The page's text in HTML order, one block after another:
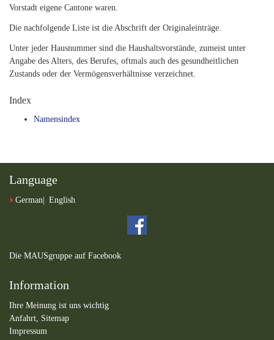
Vorstadt eigene Cantone waren.
Die nachfolgende Liste ist die Abschrift der Originaleinträge.
Unter jeder Hausnummer sind die Haushaltsvorstände, zumeist unter
Angabe des Alters, des Berufes, oftmals auch des gesundheitlichen
Zustands oder der Vermögensverhältnisse verzeichnet.
Index
Namensindex
Language
German English
Die MAUSgruppe auf Facebook
Information
Ihre Meinung ist uns wichtig
Anfahrt, Sitemap
Impressum